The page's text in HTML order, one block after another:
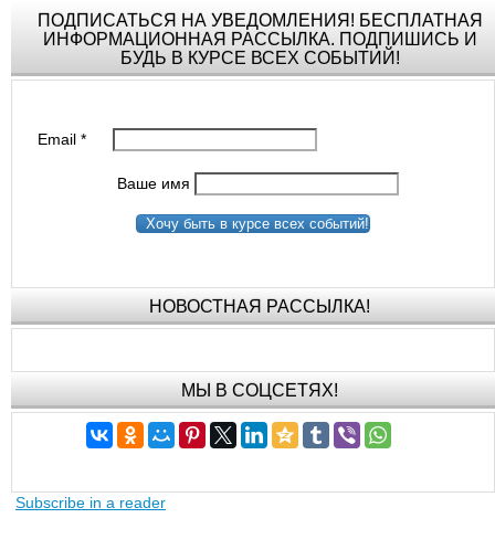
ПОДПИСАТЬСЯ НА УВЕДОМЛЕНИЯ! БЕСПЛАТНАЯ
ИНФОРМАЦИОННАЯ РАССЫЛКА. ПОДПИШИСЬ И
БУДЬ В КУРСЕ ВСЕХ СОБЫТИЙ!
Email*
Ваше имя
Хочу быть в курсе всех событий!
НОВОСТНАЯ РАССЫЛКА!
МЫ В СОЦСЕТЯХ!
Subscribe in a reader